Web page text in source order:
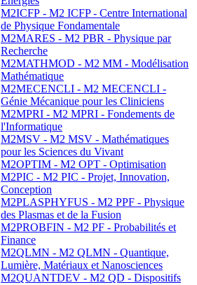
M2ICFP - M2 ICFP - Centre International
de Physique Fondamentale
M2MARES - M2 PBR - Physique par
Recherche
M2MATHMOD - M2 MM - Modélisation
Mathématique
M2MECENCLI - M2 MECENCLI -
Génie Mécanique pour les Cliniciens
M2MPRI - M2 MPRI - Fondements de
l'Informatique
M2MSV - M2 MSV - Mathématiques
pour les Sciences du Vivant
M2OPTIM - M2 OPT - Optimisation
M2PIC - M2 PIC - Projet, Innovation,
Conception
M2PLASPHYFUS - M2 PPF - Physique
des Plasmas et de la Fusion
M2PROBFIN - M2 PF - Probabilités et
Finance
M2QLMN - M2 QLMN - Quantique,
Lumière, Matériaux et Nanosciences
M2QUANTDEV - M2 QD - Dispositifs